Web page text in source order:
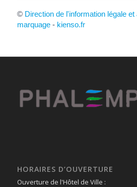
© Direction de l'information légale
marquage- kienso.fr
HORAIRES D’OUVERTURE
Ouverture de l'Hôtel de Ville :